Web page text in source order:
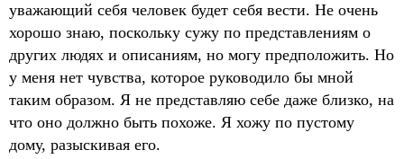
уважающий себя человек будет себя вести. Не очень
хорошо знаю, поскольку сужу по представлениям о
других людях и описаниям, но могу предположить. Но
у меня нет чувства, которое руководило бы мной
таким образом. Я не представляю себе даже близко, на
что оно должно быть похоже. Я хожу по пустому
дому, разыскивая его.